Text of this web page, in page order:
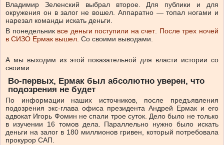
Владимир Зеленский выбрал второе. Для публики и для
окружения он в залог не вошел. Аппаратно — топал ногами и
нарезал команды искать деньги.
В понедельник все деньги поступили на счет. После трех ночей
в СИЗО Ермак вышел. Со своими выводами.
А мы выходим из этой показательной для власти истории со
своими.
Во-первых, Ермак был абсолютно уверен, что
подозрения не будет
По информации наших источников, после предъявления
подозрения экс-глава офиса президента Андрей Ермак и его
адвокат Игорь Фомин не спали трое суток. Дело было не только
в изучении 16 томов дела. Параллельно нужно было искать
деньги на залог в 180 миллионов гривен, который потребовала
прокурор САП.